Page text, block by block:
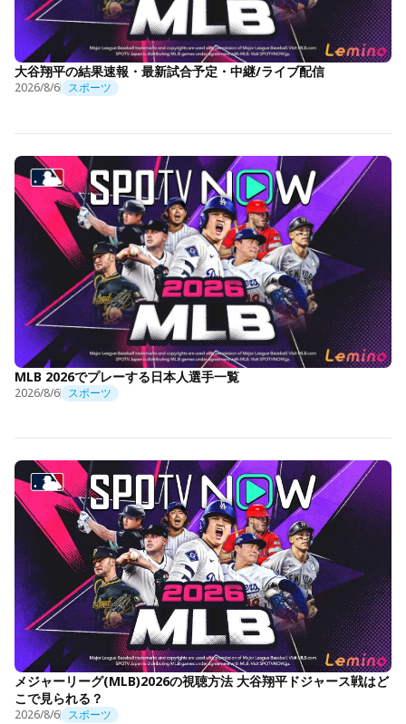
大谷翔平の結果速報・最新試合予定・中継/ライブ配信
2026/8/6 スポーツ
MLB 2026でプレーする日本人選手一覧
2026/8/6 スポーツ
メジャーリーグ(MLB)2026の視聴方法 大谷翔平ドジャース戦はど
こで見られる？
2026/8/6 スポーツ